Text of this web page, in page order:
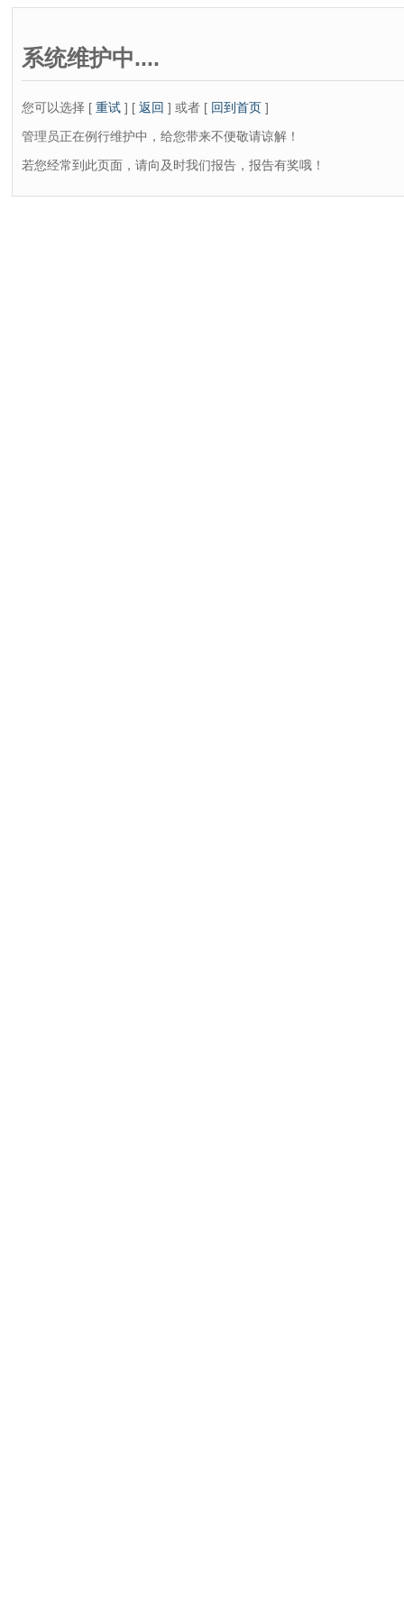
系统维护中....
您可以选择 [ 重试 ] [ 返回 ] 或者 [ 回到首页 ]
管理员正在例行维护中，给您带来不便敬请谅解！
若您经常到此页面，请向及时我们报告，报告有奖哦！